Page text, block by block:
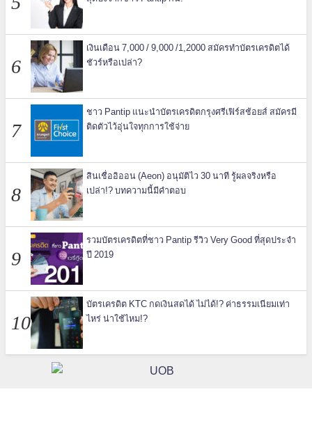
เงินเดือน 7,000 / 9,000 /1,2000 สมัครทำบัตรเครดิตได้
ชัวร์หรือเปล่า?
ชาว Pantip แนะนำบัตรเครดิตกรุงศรีเฟิร์สช้อยส์ สมัครมี
ติดตัวไว้อุ่นใจทุกการใช้จ่าย
สินเชื่ออิออน (Aeon) อนุมัติไว 30 นาที รู้ผลจริงหรือ
เปล่า!? บทความนี้มีคำตอบ
รวมบัตรเครดิตที่ชาว Pantip รีวิว Very Good ที่สุดประจำ
ปี 2019
บัตรเครดิต KTC กดเงินสดได้ ไม่ได้!? ค่าธรรมเนียมเท่า
ไหร่ น่าใช้ไหม!?